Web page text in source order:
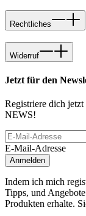
Rechtliches
Widerruf
Jetzt für den
Registriere dich
NEWS!
E-Mail-Adresse
Anmelden
Indem ich mich
Tipps, und
Produkten erhalte.